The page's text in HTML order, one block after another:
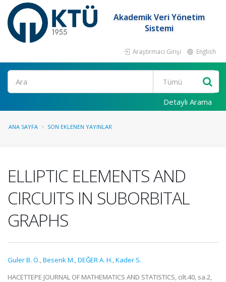
Akademik Veri Yönetim
Sistemi
Araştırmacı Girişi English
Ara
Detaylı Arama
ANA SAYFA SON EKLENEN YAYINLAR
ELLIPTIC ELEMENTS AND
CIRCUITS IN SUBORBITAL
GRAPHS
Guler B. Ö.,Besenk M.,DEĞER A. H.,Kader S.
HACETTEPE JOURNAL OF MATHEMATICS AND STATISTICS, cilt.40, sa.2,